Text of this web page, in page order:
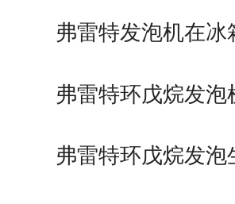
弗雷特发泡机在
弗雷特环戊烷发
的应用
弗雷特环戊烷发